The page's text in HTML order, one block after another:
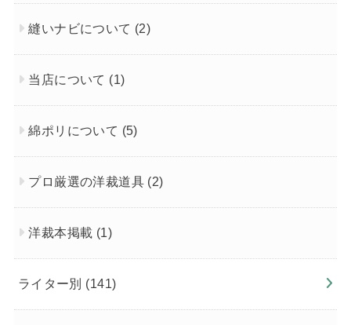
縫いナビについて (2)
当店について (1)
綿ポリについて (5)
プロ厳選の洋裁道具 (2)
洋裁本掲載 (1)
ライター別 (141)